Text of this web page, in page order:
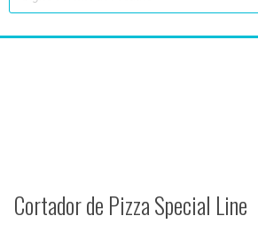
Cortador de Pizza Special Line